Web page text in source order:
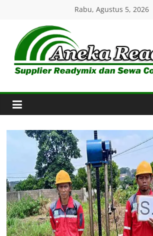
content
Rabu, Agustus 5, 2026
Aneka
Readymix
Pusat
Online
Ready
mix
di
Indonesia